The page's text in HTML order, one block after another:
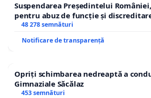
Suspendarea Președintelui
pentru abuz de funcție și
48 278 semnături
Notificare de transparență
Opriți schimbarea nedreaptă a
Gimnaziale Săcălaz
453 semnături